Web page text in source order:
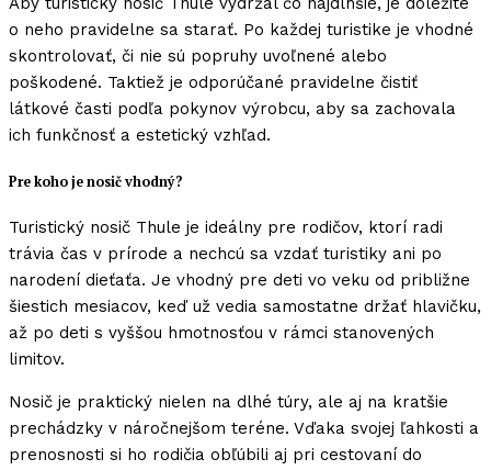
o neho pravidelne sa starať. Po každej turistike je vhodné
skontrolovať, či nie sú popruhy uvoľnené alebo
poškodené. Taktiež je odporúčané pravidelne čistiť
látkové časti podľa pokynov výrobcu, aby sa zachovala
ich funkčnosť a estetický vzhľad.
Pre koho je nosič vhodný?
Turistický nosič Thule je ideálny pre rodičov, ktorí radi
trávia čas v prírode a nechcú sa vzdať turistiky ani po
narodení dieťaťa. Je vhodný pre deti vo veku od približne
šiestich mesiacov, keď už vedia samostatne držať hlavičku,
až po deti s vyššou hmotnosťou v rámci stanovených
limitov.
Nosič je praktický nielen na dlhé túry, ale aj na kratšie
prechádzky v náročnejšom teréne. Vďaka svojej ľahkosti a
prenosnosti si ho rodičia obľúbili aj pri cestovaní do